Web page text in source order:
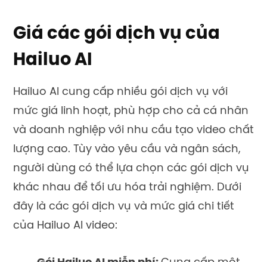
Giá các gói dịch vụ của
Hailuo AI
Hailuo AI cung cấp nhiều gói dịch vụ với
mức giá linh hoạt, phù hợp cho cả cá nhân
và doanh nghiệp với nhu cầu tạo video chất
lượng cao. Tùy vào yêu cầu và ngân sách,
người dùng có thể lựa chọn các gói dịch vụ
khác nhau để tối ưu hóa trải nghiệm. Dưới
đây là các gói dịch vụ và mức giá chi tiết
của Hailuo AI video: